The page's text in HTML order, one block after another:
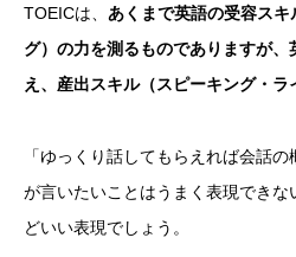
TOEICは、 あくまで英語の受容ス
グ）の力を測るものでありますが
え、産出スキル（スピーキング・
「ゆっくり話してもらえれば会話
が言いたいことはうまく表現できな
どいい表現でしょう。